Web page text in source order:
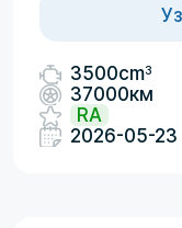
3500cm3
37000км
RA
2026-05-23